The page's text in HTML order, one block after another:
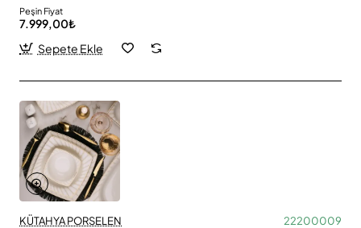
Peşin Fiyat
7.999,00₺
Sepete Ekle
KÜTAHYA PORSELEN 22200009